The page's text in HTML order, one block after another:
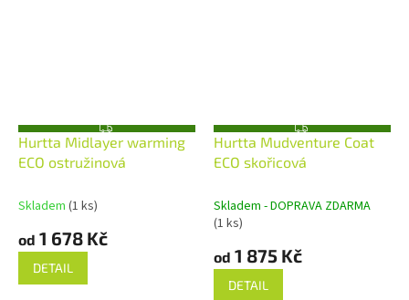
Z
D
R
Hurtta Midlayer warming
ECO ostružinová
Skladem (1 ks)
od 1 678 Kč
DETAIL
Z
D
Hurtta Mudventure Coat
ECO skořicová
Skladem - DOPRAVA ZDARMA
(1 ks)
od 1 875 Kč
DETAIL